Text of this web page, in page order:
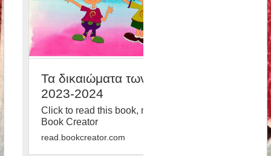
Τα δικαιώματα των παιδιών
2023-2024
Click to read this book, made with
Book Creator
read.bookcreator.com